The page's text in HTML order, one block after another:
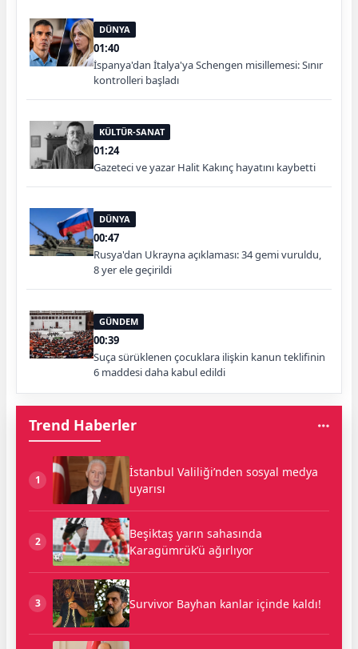
DÜNYA
01:40
İspanya'dan İtalya'ya Schengen misillemesi: Sınır
kontrolleri başladı
KÜLTÜR-SANAT
01:24
Gazeteci ve yazar Halit Kakınç hayatını kaybetti
DÜNYA
00:47
Rusya'dan Ukrayna açıklaması: 34 gemi vuruldu,
8 yer ele geçirildi
GÜNDEM
00:39
Suça sürüklenen çocuklara ilişkin kanun teklifinin
6 maddesi daha kabul edildi
Trend Haberler
1
İstanbul Valiliği’nden sosyal medya
uyarısı
2
Beşiktaş yarın sahasında
Karagümrük’ü ağırlıyor
3 Survivor Bayhan kanlar içinde kaldı!